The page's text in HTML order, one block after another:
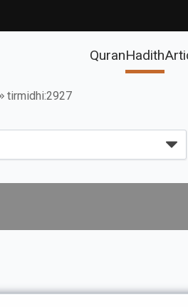
QuranHadith
tirmidhi:2927